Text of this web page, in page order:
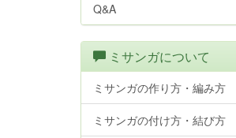
Q&A
ミサンガについて
ミサンガの作り方・編み方
ミサンガの付け方・結び方